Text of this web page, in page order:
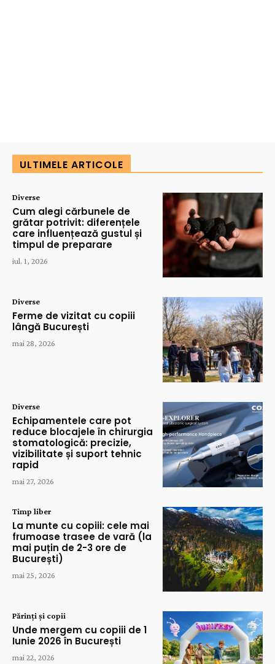
ULTIMELE ARTICOLE
Diverse
Cum alegi cărbunele de
grătar potrivit: diferențele
care influențează gustul și
timpul de preparare
iul. 1, 2026
Diverse
Ferme de vizitat cu copiii
lângă București
mai 28, 2026
Diverse
Echipamentele care pot
reduce blocajele în chirurgia
stomatologică: precizie,
vizibilitate și suport tehnic
rapid
mai 27, 2026
Timp liber
La munte cu copiii: cele mai
frumoase trasee de vară (la
mai puțin de 2-3 ore de
București)
mai 25, 2026
Părinți și copii
Unde mergem cu copiii de 1
Iunie 2026 în București
mai 22, 2026